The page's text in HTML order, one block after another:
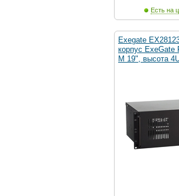
Есть на
Exegate
корпус ExeGate
M 19", высота